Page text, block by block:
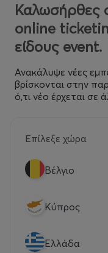
Καλωσήρθες
online
είδους event.
Ανακάλυψε νέες
βρίσκονται στην
ό,τι νέο έρχεται σε
Επίλεξε χώρα
Βέλγιο
Κύπρος
Eλλάδα